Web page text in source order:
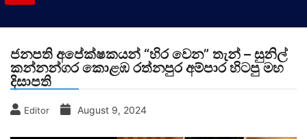
ජනපති අපේක්ෂකයන් “හිර වෙන” තැන් – සුනිල්
කන්නන්ගර කොළඹ රත්නපුර අම්පාර හිටපු මහ
දිසාපති
Editor August 9, 2024